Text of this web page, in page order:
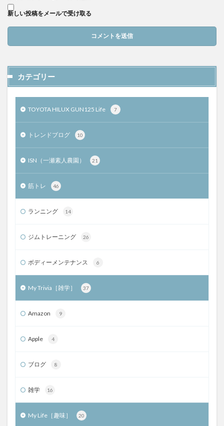
新しい投稿をメールで受け取る
カテゴリー
TOYOTA HILUX GUN125 Life 7
トレンドブログ 10
ISN（一瀬素人農園） 21
筋トレ 46
ランニング 14
ジムトレーニング 26
ボディーメンテナンス 6
My Trivia［雑学］ 37
Amazon 9
Apple 4
ブログ 8
雑学 16
My Life［趣味］ 20